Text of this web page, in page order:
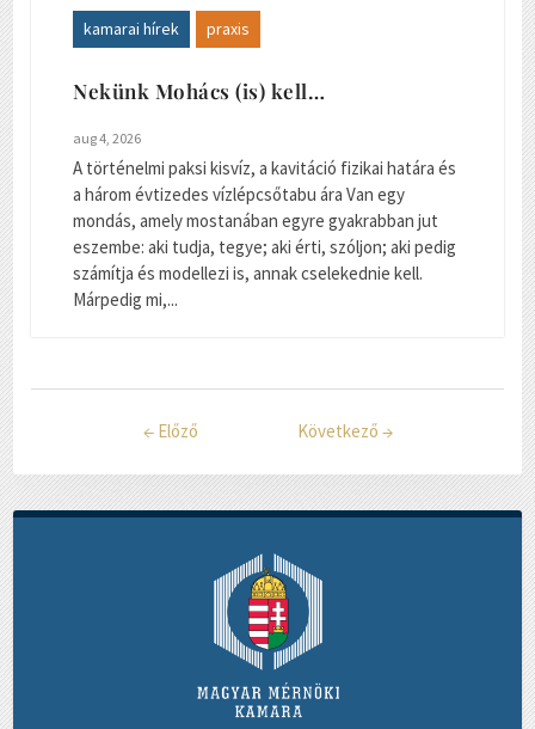
kamarai hírek praxis
Nekünk Mohács (is) kell…
aug 4, 2026
A történelmi paksi kisvíz, a kavitáció fizikai határa és
a három évtizedes vízlépcsőtabu ára Van egy
mondás, amely mostanában egyre gyakrabban jut
eszembe: aki tudja, tegye; aki érti, szóljon; aki pedig
számítja és modellezi is, annak cselekednie kell.
Márpedig mi,...
← Előző Következő →